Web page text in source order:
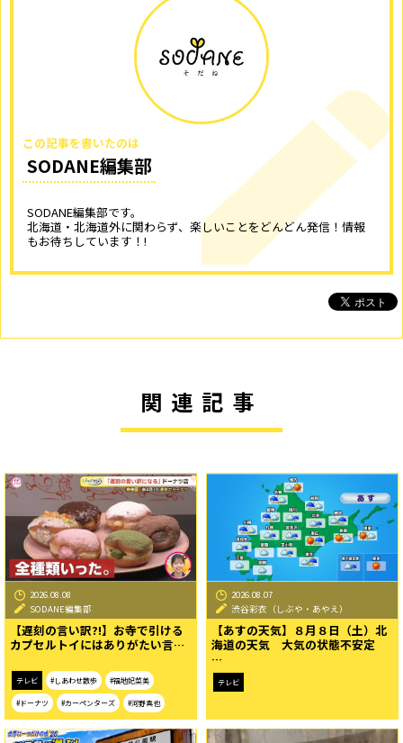
この記事を書いたのは
SODANE編集部
SODANE編集部です。
北海道・北海道外に関わらず、楽しいことをどんどん発信！情報
もお待ちしています！!
関連記事
2026.08.08
SODANE編集部
【遅刻の言い訳?!】お寺で引ける
カプセルトイにはありがたい言…
テレビ #しあわせ散歩 #福地妃菜美
#ドーナツ #カーペンターズ #河野真也
2026.08.07
渋谷彩衣（しぶや・あやえ）
【あすの天気】８月８日（土）北
海道の天気 大気の状態不安定
…
テレビ